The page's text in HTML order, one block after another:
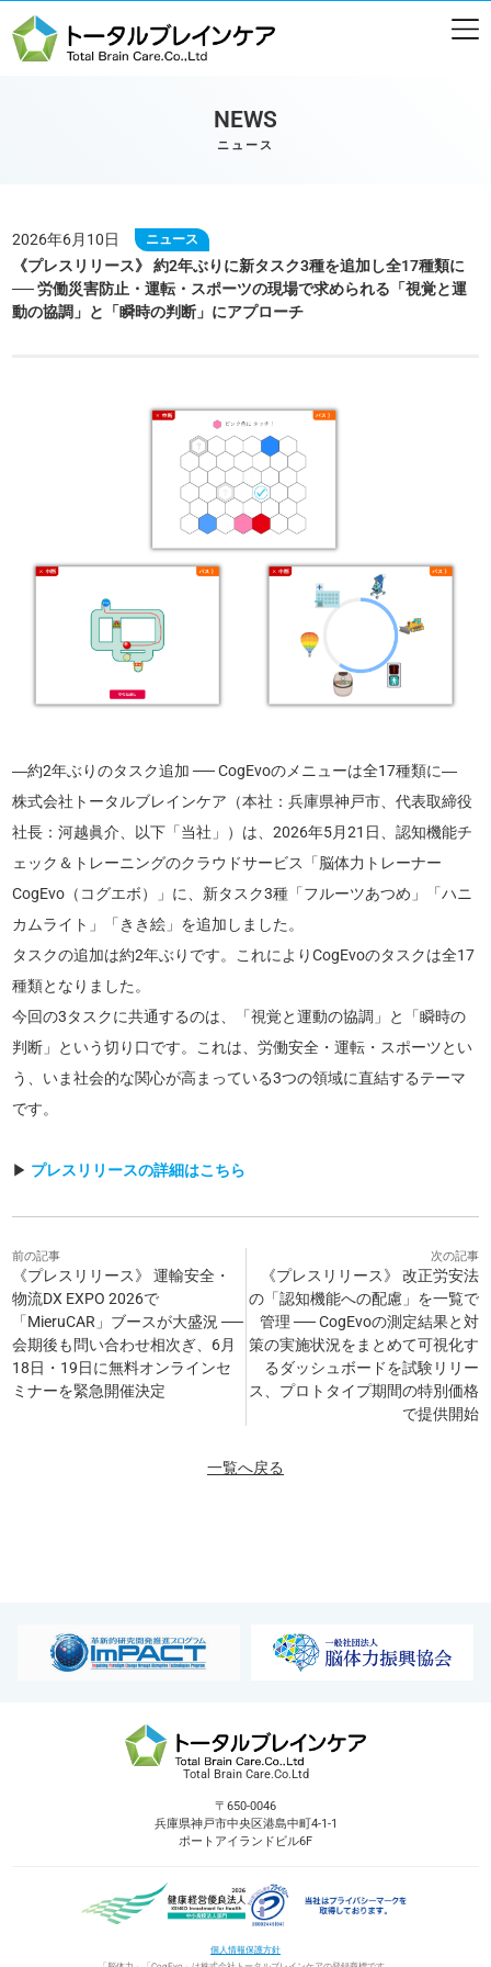
NEWS
ニュース
2026年6月10日 ニュース
《プレスリリース》 約2年ぶりに新タスク3種を追加し全17種類に
── 労働災害防止・運転・スポーツの現場で求められる「視覚と運
動の協調」と「瞬時の判断」にアプローチ
―約2年ぶりのタスク追加 ── CogEvoのメニューは全17種類に―
株式会社トータルブレインケア（本社：兵庫県神戸市、代表取締役
社長：河越眞介、以下「当社」）は、2026年5月21日、認知機能チ
ェック＆トレーニングのクラウドサービス「脳体力トレーナー
CogEvo（コグエボ）」に、新タスク3種「フルーツあつめ」「ハニ
カムライト」「きき絵」を追加しました。
タスクの追加は約2年ぶりです。これによりCogEvoのタスクは全17
種類となりました。
今回の3タスクに共通するのは、「視覚と運動の協調」と「瞬時の
判断」という切り口です。これは、労働安全・運転・スポーツとい
う、いま社会的な関心が高まっている3つの領域に直結するテーマ
です。
▶ プレスリリースの詳細はこちら
前の記事
《プレスリリース》 運輸安全・
物流DX EXPO 2026で
「MieruCAR」ブースが大盛況 ──
会期後も問い合わせ相次ぎ、6月
18日・19日に無料オンラインセ
ミナーを緊急開催決定
次の記事
《プレスリリース》 改正労安法
の「認知機能への配慮」を一覧で
管理 ── CogEvoの測定結果と対
策の実施状況をまとめて可視化す
るダッシュボードを試験リリー
ス、プロトタイプ期間の特別価格
で提供開始
一覧へ戻る
Total Brain Care.Co.Ltd
〒650-0046
兵庫県神戸市中央区港島中町4-1-1
ポートアイランドビル6F
個人情報保護方針